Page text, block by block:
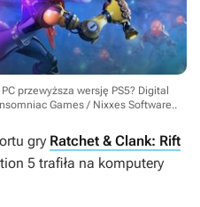
przewyższa wersję PS5? Digital
Games / Nixxes Software..
gry Ratchet & Clank: Rift
5 trafiła na komputery